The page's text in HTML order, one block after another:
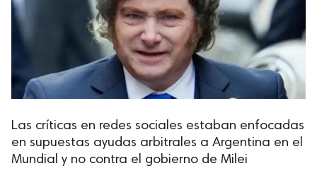
Las críticas en redes sociales estaban enfocadas
en supuestas ayudas arbitrales a Argentina en el
Mundial y no contra el gobierno de Milei